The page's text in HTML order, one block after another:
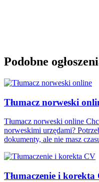
Podobne
Tłumacz norweski
Tłumacz norweski online
norweskimi urzędami?
dokumenty, ale nie masz
Tłumaczenie i korekta